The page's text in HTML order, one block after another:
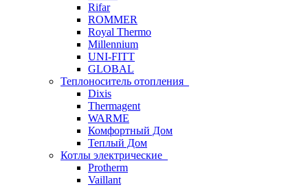
Rifar
ROMMER
Royal Thermo
Millennium
UNI-FITT
GLOBAL
Теплоноситель отопления
Dixis
Thermagent
WARME
Комфортный Дом
Теплый Дом
Котлы электрические
Protherm
Vaillant